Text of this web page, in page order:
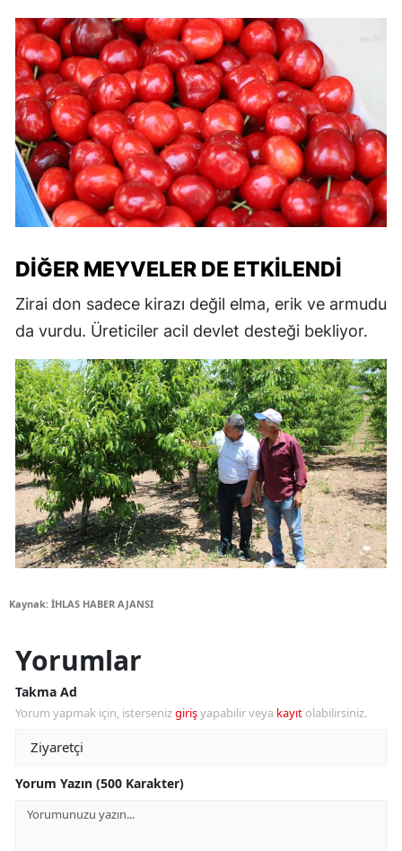
DIĞER MEYVELER DE ETKILENDI
Zirai don sadece kirazı değil elma, erik ve armudu
da vurdu. Üreticiler acil devlet desteği bekliyor.
Kaynak: İHLAS HABER AJANSI
Yorumlar
Takma Ad
Yorum yapmak için, istersenizgirişyapabilir veya kayıt olabilirsiniz.
Yorum Yazın (500 Karakter)